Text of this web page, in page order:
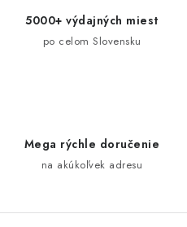
5000+ výdajných miest
po celom Slovensku
Mega rýchle doručenie
na akúkoľvek adresu